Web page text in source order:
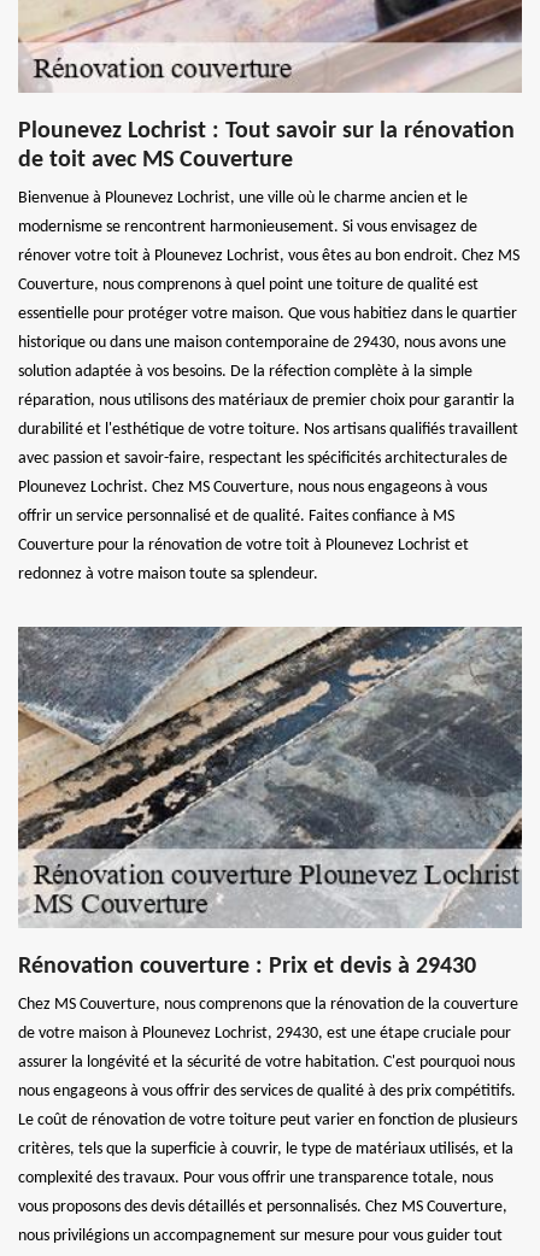
Plounevez Lochrist : Tout savoir sur la rénovation
de toit avec MS Couverture
Bienvenue à Plounevez Lochrist, une ville où le charme ancien et le
modernisme se rencontrent harmonieusement. Si vous envisagez de
rénover votre toit à Plounevez Lochrist, vous êtes au bon endroit. Chez MS
Couverture, nous comprenons à quel point une toiture de qualité est
essentielle pour protéger votre maison. Que vous habitiez dans le quartier
historique ou dans une maison contemporaine de 29430, nous avons une
solution adaptée à vos besoins. De la réfection complète à la simple
réparation, nous utilisons des matériaux de premier choix pour garantir la
durabilité et l'esthétique de votre toiture. Nos artisans qualifiés travaillent
avec passion et savoir-faire, respectant les spécificités architecturales de
Plounevez Lochrist. Chez MS Couverture, nous nous engageons à vous
offrir un service personnalisé et de qualité. Faites confiance à MS
Couverture pour la rénovation de votre toit à Plounevez Lochrist et
redonnez à votre maison toute sa splendeur.
Rénovation couverture : Prix et devis à 29430
Chez MS Couverture, nous comprenons que la rénovation de la couverture
de votre maison à Plounevez Lochrist, 29430, est une étape cruciale pour
assurer la longévité et la sécurité de votre habitation. C'est pourquoi nous
nous engageons à vous offrir des services de qualité à des prix compétitifs.
Le coût de rénovation de votre toiture peut varier en fonction de plusieurs
critères, tels que la superficie à couvrir, le type de matériaux utilisés, et la
complexité des travaux. Pour vous offrir une transparence totale, nous
vous proposons des devis détaillés et personnalisés. Chez MS Couverture,
nous privilégions un accompagnement sur mesure pour vous guider tout